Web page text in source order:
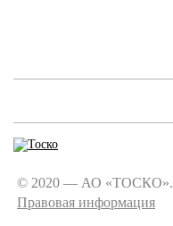
© 2020 — АО «ТОСКО».
Правовая информация